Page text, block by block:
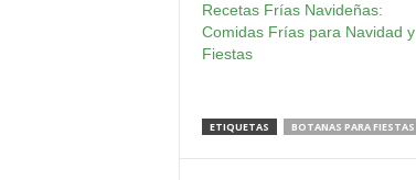
Recetas Frías Navideñas:
Comidas Frías para Navidad y
Fiestas
ETIQUETAS BOTANAS PARA FIESTAS